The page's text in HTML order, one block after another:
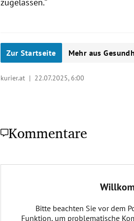
Zur Startseite Mehr aus
kurier.at | 22.07.2025, 6:00
Kommentare